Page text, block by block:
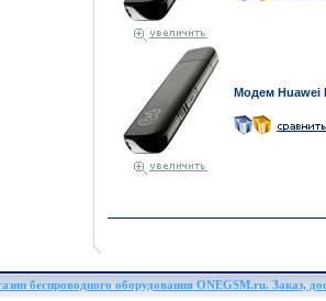
Модем Huawei
беспроводного оборудования ONEGSM.ru. Заказ,